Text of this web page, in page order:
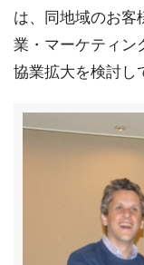
は、同地域のお客
業・マーケティン
協業拡大を検討し